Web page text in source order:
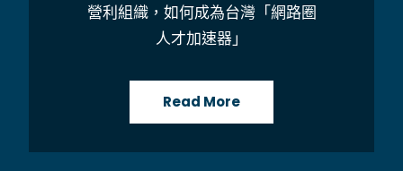
營利組織，如何成為台灣「網路圈
人才加速器」
Read More